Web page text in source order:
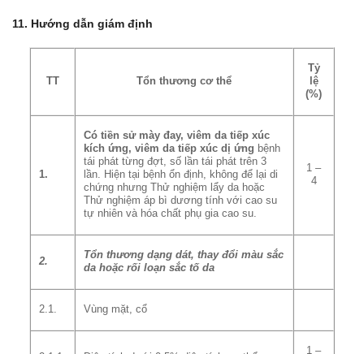
11. Hướng dẫn giám định
TT Tổn thương cơ thể
Tỷ
lệ
(%)
1.
Có tiền sử mày đay, viêm da tiếp xúc
kích ứng, viêm da tiếp xúc dị ứng bệnh
tái phát từng đợt, số lần tái phát trên 3
lần. Hiện tại bệnh ổn định, không để lại di
chứng nhưng Thử nghiệm lẩy da hoặc
Thử nghiệm áp bì dương tính với cao su
tự nhiên và hóa chất phụ gia cao su.
1 –
4
2.
Tổn thương dạng dát, thay đổi màu sắc
da hoặc rối loạn sắc tố da
2.1. Vùng mặt, cổ
1 –